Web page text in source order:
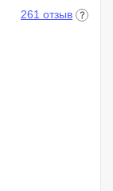
261 отзыв